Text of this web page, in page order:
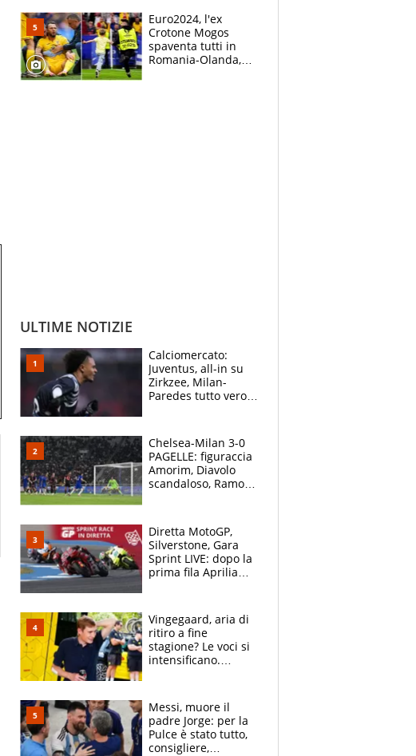
tuffati a sinistra"
Euro2024, l'ex
Crotone Mogos
spaventa tutti in
Romania-Olanda,
ULTIME NOTIZIE
Calciomercato:
Juventus, all-in su
Zirkzee, Milan-
Paredes tutto vero,
Chelsea-Milan 3-0
PAGELLE: figuraccia
Amorim, Diavolo
scandaloso, Ramos
Diretta MotoGP,
Silverstone, Gara
Sprint LIVE: dopo la
prima fila Aprilia
Vingegaard, aria di
ritiro a fine
stagione? Le voci si
intensificano.
vuole la Roubaix
Messi, muore il
padre Jorge: per la
Pulce è stato tutto,
consigliere,